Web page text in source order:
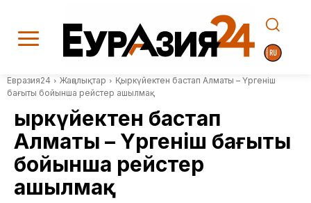
Евразия24 Жаңалықтар
Қыркүйектен бастап Алматы – Үргеніш
бағыты бойынша рейстер ашылмақ
Қыркүйектен бастап
Алматы – Үргеніш бағыты
бойынша рейстер
ашылмақ